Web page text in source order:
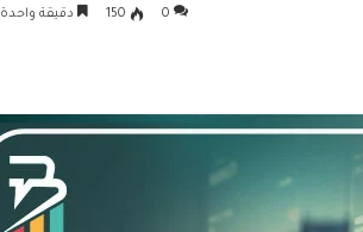
0
150 دقيقة واحدة